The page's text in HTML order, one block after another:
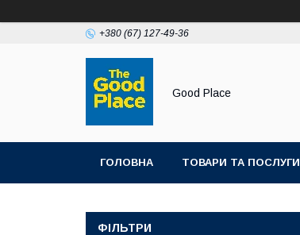
+380 (67) 127-49-36
Good Place
ГОЛОВНА ТОВАРИ ТА ПОСЛУГИ
ФІЛЬТРИ